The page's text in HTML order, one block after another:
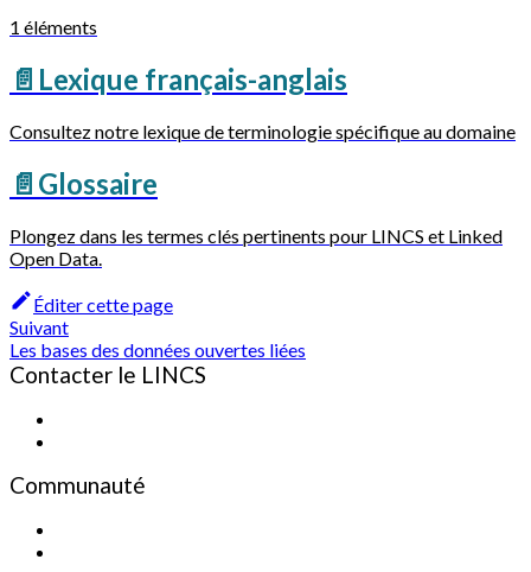
1 éléments
📄️ Lexique français-anglais
Consultez notre lexique de terminologie spécifique au domaine
📄️ Glossaire
Plongez dans les termes clés pertinents pour LINCS et Linked
Open Data.
Éditer cette page
Suivant
Les bases des données ouvertes liées
Contacter le LINCS
Communauté